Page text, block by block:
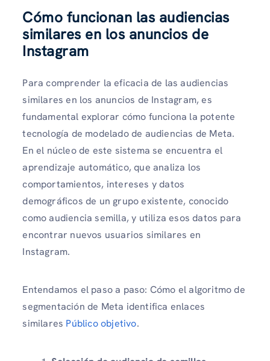
Cómo funcionan las audiencias
similares en los anuncios de
Instagram
Para comprender la eficacia de las audiencias
similares en los anuncios de Instagram, es
fundamental explorar cómo funciona la potente
tecnología de modelado de audiencias de Meta.
En el núcleo de este sistema se encuentra el
aprendizaje automático, que analiza los
comportamientos, intereses y datos
demográficos de un grupo existente, conocido
como audiencia semilla, y utiliza esos datos para
encontrar nuevos usuarios similares en
Instagram.
Entendamos el paso a paso: Cómo el algoritmo de
segmentación de Meta identifica enlaces
similares Público objetivo.